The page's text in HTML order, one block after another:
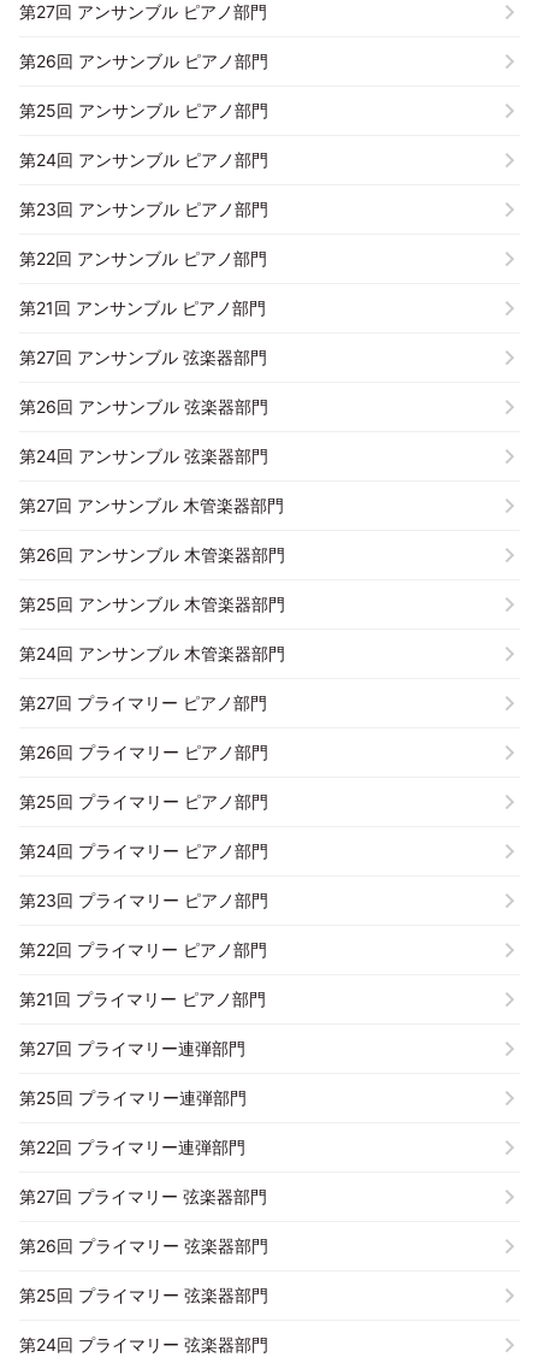
第27回 アンサンブル ピアノ部門
第26回 アンサンブル ピアノ部門
第25回 アンサンブル ピアノ部門
第24回 アンサンブル ピアノ部門
第23回 アンサンブル ピアノ部門
第22回 アンサンブル ピアノ部門
第21回 アンサンブル ピアノ部門
第27回 アンサンブル 弦楽器部門
第26回 アンサンブル 弦楽器部門
第24回 アンサンブル 弦楽器部門
第27回 アンサンブル 木管楽器部門
第26回 アンサンブル 木管楽器部門
第25回 アンサンブル 木管楽器部門
第24回 アンサンブル 木管楽器部門
第27回 プライマリー ピアノ部門
第26回 プライマリー ピアノ部門
第25回 プライマリー ピアノ部門
第24回 プライマリー ピアノ部門
第23回 プライマリー ピアノ部門
第22回 プライマリー ピアノ部門
第21回 プライマリー ピアノ部門
第27回 プライマリー連弾部門
第25回 プライマリー連弾部門
第22回 プライマリー連弾部門
第27回 プライマリー 弦楽器部門
第26回 プライマリー 弦楽器部門
第25回 プライマリー 弦楽器部門
第24回 プライマリー 弦楽器部門